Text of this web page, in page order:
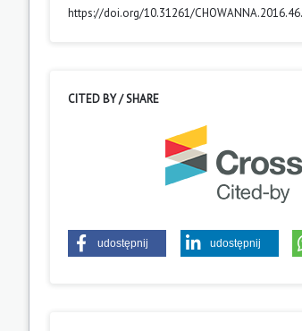
https://doi.org/10.31261/
CITED BY / SHARE
udostępnij udostępnij